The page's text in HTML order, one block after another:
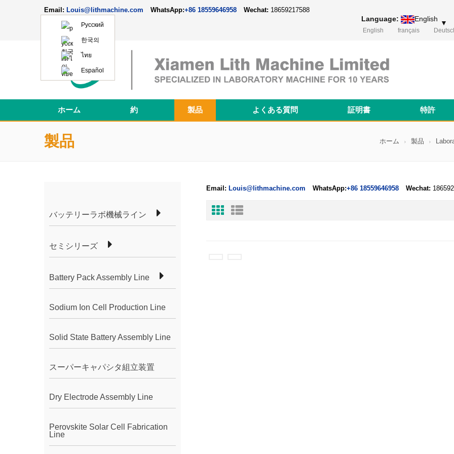
Email: Louis@lithmachine.com WhatsApp:+86 18559646958 Wechat: 18659217588
Language: English ▼
Русский
한국의
ไทย
Español
English français
ホーム 約 製品 よくある質問 証明書 特許
製品 ホーム 製品
バッテリーラボ機械ライン
セミシリーズ
Battery Pack Assembly Line
Sodium Ion Cell Production Line
Solid State Battery Assembly Line
スーパーキャパシタ組立装置
Dry Electrode Assembly Line
Perovskite Solar Cell Fabrication
Line
Email: Louis@lithmachine.com WhatsApp:+86 18559646958 Wechat: